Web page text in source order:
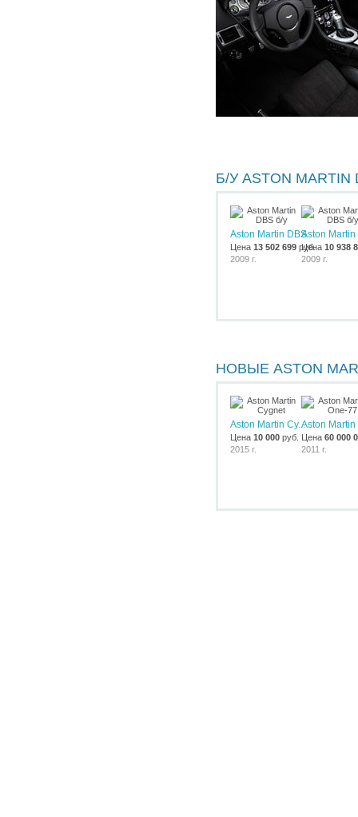
Б/У ASTON MARTIN
Aston Martin DBS
Цена 13 502 699 руб.
2009 г.
Aston Martin
Цена 10 938
2009 г.
НОВЫЕ ASTON
Aston Martin Cy...
Цена 10 000 руб.
2015 г.
Aston Martin
Цена 60 000
2011 г.